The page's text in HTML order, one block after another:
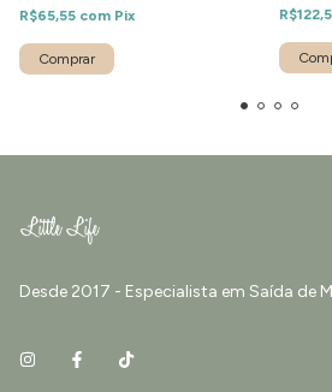
R$65,55 com Pix
Desde 2017 - Especialista em Saída de